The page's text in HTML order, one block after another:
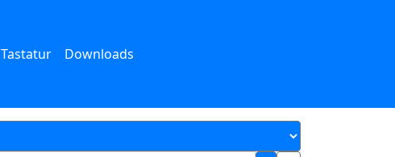
Tastatur Downloads